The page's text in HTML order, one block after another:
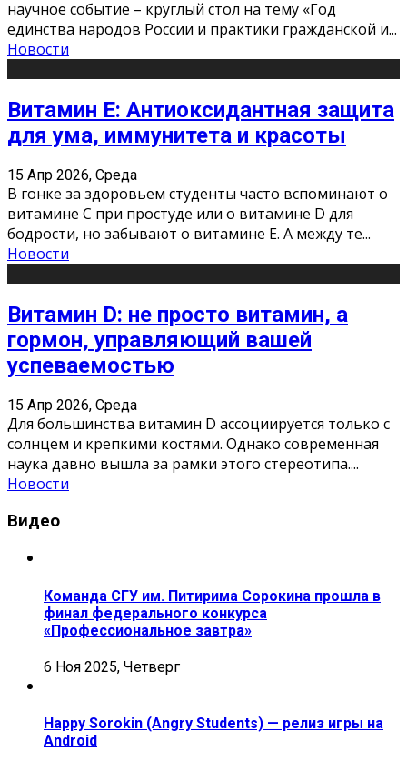
научное событие – круглый стол на тему «Год
единства народов России и практики гражданской и...
Новости
Витамин Е: Антиоксидантная защита
для ума, иммунитета и красоты
15 Апр 2026, Среда
В гонке за здоровьем студенты часто вспоминают о
витамине С при простуде или о витамине D для
бодрости, но забывают о витамине Е. А между те...
Новости
Витамин D: не просто витамин, а
гормон, управляющий вашей
успеваемостью
15 Апр 2026, Среда
Для большинства витамин D ассоциируется только с
солнцем и крепкими костями. Однако современная
наука давно вышла за рамки этого стереотипа....
Новости
Видео
Команда СГУ им. Питирима Сорокина прошла в
финал федерального конкурса
«Профессиональное завтра»
6 Ноя 2025, Четверг
Happy Sorokin (Angry Students) — релиз игры на
Android